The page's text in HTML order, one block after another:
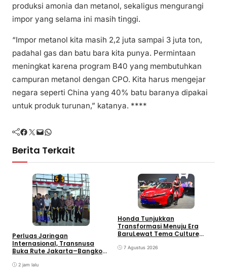
produksi amonia dan metanol, sekaligus mengurangi
impor yang selama ini masih tinggi.
“Impor metanol kita masih 2,2 juta sampai 3 juta ton,
padahal gas dan batu bara kita punya. Permintaan
meningkat karena program B40 yang membutuhkan
campuran metanol dengan CPO. Kita harus mengejar
negara seperti China yang 40% batu baranya dipakai
untuk produk turunan,” katanya. ****
Facebook Twitter Mail WhatsApp
Berita Terkait
Bisnis
Perluas Jaringan
Internasional, Transnusa
Buka Rute Jakarta–Bangkok
2 jam lalu
Bisnis
Honda Tunjukkan
Transformasi Menuju Era
BaruLewat Tema Culture
7 Agustus 2026